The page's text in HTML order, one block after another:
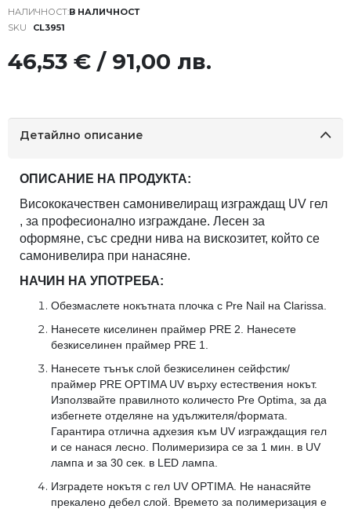
В НАЛИЧНОСТ
SKU
CL3951
46,53 € / 91,00 лв.
Детайлно описание
ОПИСАНИЕ НА ПРОДУКТА:
Висококачествен самонивелиращ изграждащ UV гел
, за професионално изграждане. Лесен за
оформяне, със средни нива на вискозитет, който се
самонивелира при нанасяне.
НАЧИН НА УПОТРЕБА:
Обезмаслете нокътната плочка с Pre Nail на Clarissa.
Нанесете киселинен праймер PRE 2. Нанесете
безкиселинен праймер PRE 1.
Нанесете тънък слой безкиселинен сейфстик/
праймер PRE OPTIMA UV върху естествения нокът.
Използвайте правилното количесто Pre Optima, за да
избегнете отделяне на удължителя/формата.
Гарантира отлична адхезия към UV изграждащия гел
и се нанася лесно. Полимеризира се за 1 мин. в UV
лампа и за 30 сек. в LЕD лампа.
Изградете нокътя с гел UV OPTIMA. Не нанасяйте
прекалено дебел слой. Времето за полимеризация е